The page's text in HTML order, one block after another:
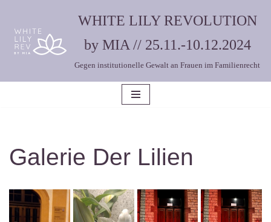
Zum
Inhalt
WHITE LILY REVOLUTION
by MIA // 25.11.-10.12.2024
Gegen institutionelle Gewalt an Frauen im Familienrecht
Galerie Der Lilien